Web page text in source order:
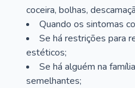
coceira, bolhas,
Quando os sintomas
Se há restrições para
estéticos;
Se há alguém na
semelhantes;